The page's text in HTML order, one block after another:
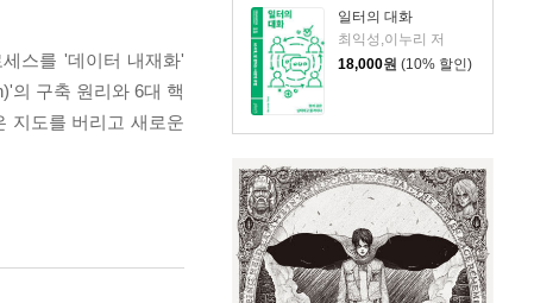
일터의 대화
최익성,이누리 저
18,000원 (10% 할인)
스를 '데이터 내재화'
의 구축 원리와 6대 핵
지도를 버리고 새로운